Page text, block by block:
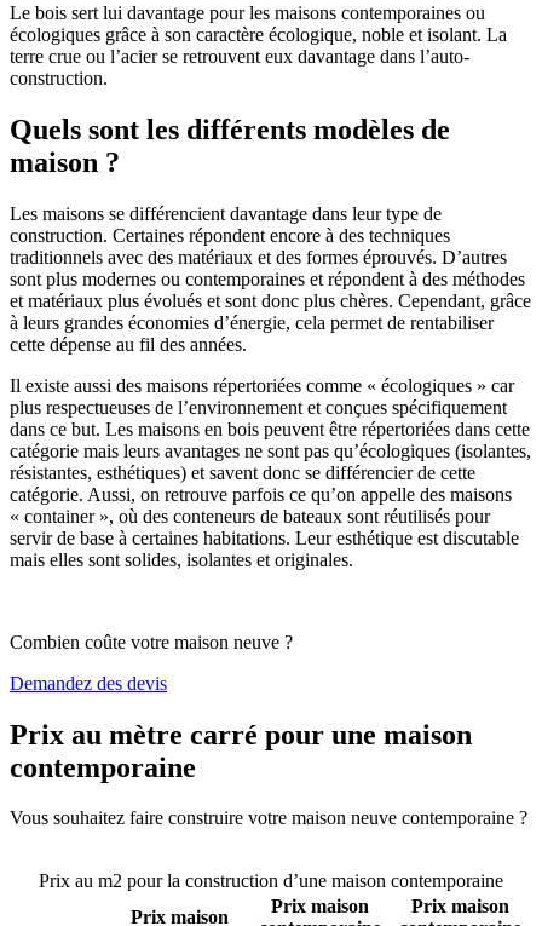
Le bois sert lui davantage pour les maisons contemporaines ou
écologiques grâce à son caractère écologique, noble et isolant. La
terre crue ou l’acier se retrouvent eux davantage dans l’auto-
construction.
Quels sont les différents modèles de
maison ?
Les maisons se différencient davantage dans leur type de
construction. Certaines répondent encore à des techniques
traditionnels avec des matériaux et des formes éprouvés. D’autres
sont plus modernes ou contemporaines et répondent à des méthodes
et matériaux plus évolués et sont donc plus chères. Cependant, grâce
à leurs grandes économies d’énergie, cela permet de rentabiliser
cette dépense au fil des années.
Il existe aussi des maisons répertoriées comme « écologiques » car
plus respectueuses de l’environnement et conçues spécifiquement
dans ce but. Les maisons en bois peuvent être répertoriées dans cette
catégorie mais leurs avantages ne sont pas qu’écologiques (isolantes,
résistantes, esthétiques) et savent donc se différencier de cette
catégorie. Aussi, on retrouve parfois ce qu’on appelle des maisons
« container », où des conteneurs de bateaux sont réutilisés pour
servir de base à certaines habitations. Leur esthétique est discutable
mais elles sont solides, isolantes et originales.
Combien coûte votre maison neuve ?
Demandez des devis
Prix au mètre carré pour une maison
contemporaine
Vous souhaitez faire construire votre maison neuve contemporaine ?
Prix au m2 pour la construction d’une maison contemporaine
Prix maison
Prix maison
Prix maison